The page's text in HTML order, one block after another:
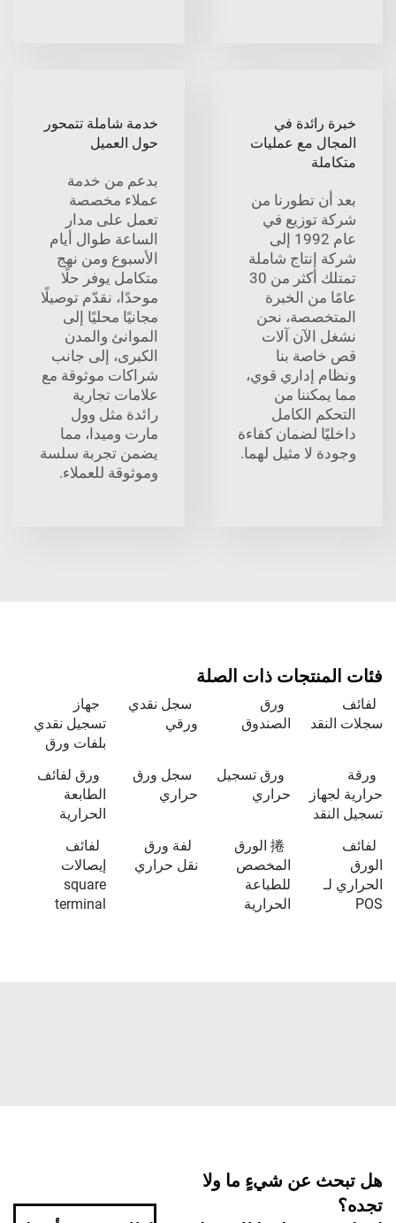
خبرة رائدة في
المجال مع عمليات
متكاملة
بعد أن تطورنا من
شركة توزيع في
عام 1992 إلى
شركة إنتاج شاملة
تمتلك أكثر من 30
عامًا من الخبرة
المتخصصة، نحن
نشغل الآن آلات
قص خاصة بنا
ونظام إداري قوي،
مما يمكننا من
التحكم الكامل
داخليًا لضمان كفاءة
وجودة لا مثيل لهما.
خدمة شاملة تتمحور
حول العميل
بدعم من خدمة
عملاء مخصصة
تعمل على مدار
الساعة طوال أيام
الأسبوع ومن نهج
متكامل يوفر حلًا
موحدًا، نقدّم توصيلًا
مجانيًا محليًا إلى
الموانئ والمدن
الكبرى، إلى جانب
شراكات موثوقة مع
علامات تجارية
رائدة مثل وول
مارت وميدا، مما
يضمن تجربة سلسة
وموثوقة للعملاء.
فئات المنتجات ذات الصلة
لفائف
سجلات النقد
ورق
الصندوق
سجل نقدي
ورقي
جهاز
تسجيل نقدي
بلفات ورق
ورقة
حرارية لجهاز
تسجيل النقد
ورق تسجيل
حراري
سجل ورق
حراري
ورق لفائف
الطابعة
الحرارية
لفائف
الورق
الحراري لـ
POS
捲 الورق
المخصص
للطباعة
الحرارية
لفة ورق
نقل حراري
لفائف
إيصالات
square
terminal
هل تبحث عن شيءٍ ما ولا
تجده؟